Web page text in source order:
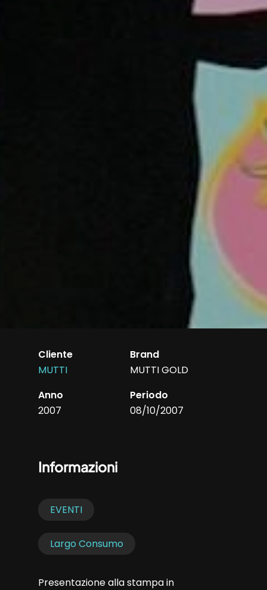
Cliente
MUTTI
Brand
MUTTI GOLD
Anno
2007
Periodo
08/10/2007
Informazioni
EVENTI
Largo Consumo
Presentazione alla stampa in